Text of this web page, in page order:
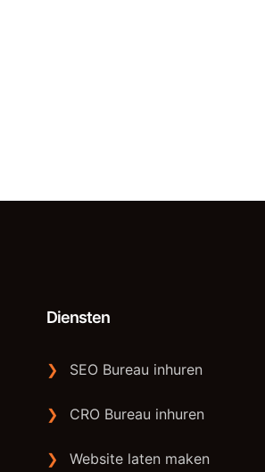
Diensten
❯ SEO Bureau inhuren
❯ CRO Bureau inhuren
❯ Website laten maken